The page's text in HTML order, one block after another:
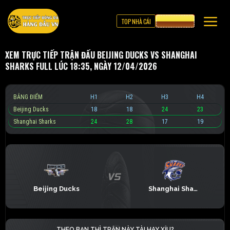
TOP NHÀ CÁI CƯỢC 8XBET
XEM TRỰC TIẾP TRẬN ĐẤU BEIJING DUCKS VS SHANGHAI
SHARKS FULL LÚC 18:35, NGÀY 12/04/2026
BẢNG ĐIỂM H1 H2 H3
H4
Beijing Ducks
18 18 24
23
Shanghai Sharks
24 28 17 19
Beijing Ducks Shanghai Sharks